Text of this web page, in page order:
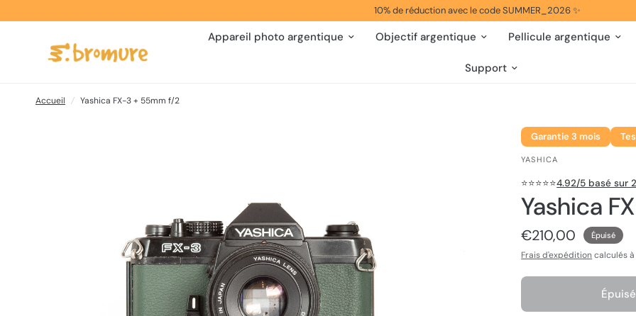
10% de réduction avec le code SUMMER_2026 ✨
Appareil photo argentique Objectif argentique Pellicule argentique
Support
Accueil / Yashica FX-3 + 55mm f/2
Garantie 3 mois
YASHICA
⭐️⭐️⭐️⭐️⭐️4.92/5 basé sur
Yashica
€210,00 Épuisé
Frais d'expédition calculés
Épuisé